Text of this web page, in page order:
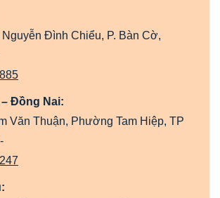
Đình Chiểu, P. Bàn Cờ,
– Đồng Nai:
Văn Thuận, Phường Tam Hiệp, TP